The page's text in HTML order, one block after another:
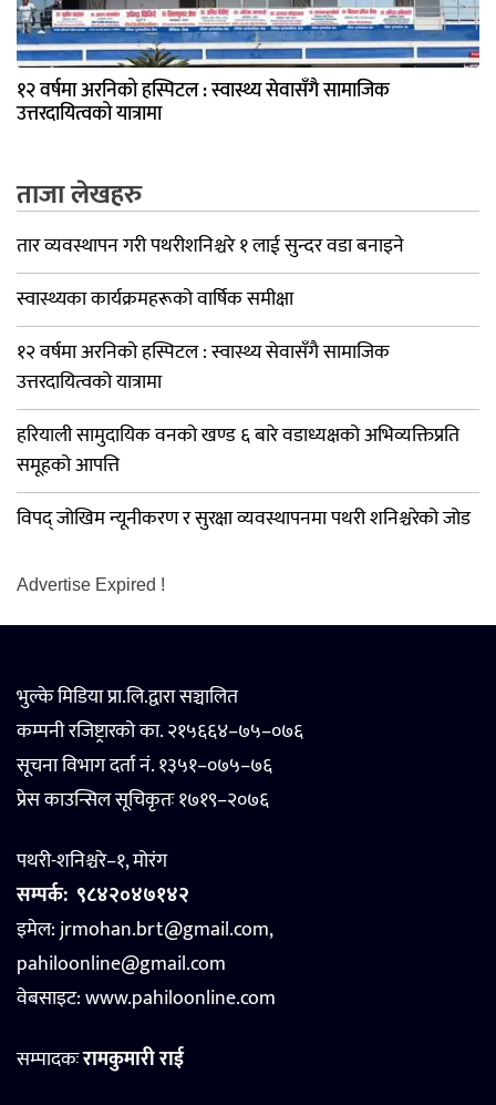
१२ वर्षमा अरनिको हस्पिटल : स्वास्थ्य सेवासँगै सामाजिक
उत्तरदायित्वको यात्रामा
ताजा लेखहरु
तार व्यवस्थापन गरी पथरीशनिश्चरे १ लाई सुन्दर वडा बनाइने
स्वास्थ्यका कार्यक्रमहरूको वार्षिक समीक्षा
१२ वर्षमा अरनिको हस्पिटल : स्वास्थ्य सेवासँगै सामाजिक
उत्तरदायित्वको यात्रामा
हरियाली सामुदायिक वनको खण्ड ६ बारे वडाध्यक्षको अभिव्यक्तिप्रति
समूहको आपत्ति
विपद् जोखिम न्यूनीकरण र सुरक्षा व्यवस्थापनमा पथरी शनिश्चरेको जोड
Advertise Expired !
भुल्के मिडिया प्रा.लि.द्वारा सञ्चालित
कम्पनी रजिष्ट्रारको का. २१५६६४–७५–०७६
सूचना विभाग दर्ता नं. १३५१–०७५–७६
प्रेस काउन्सिल सूचिकृतः १७१९–२०७६
पथरी-शनिश्चरे–१, मोरंग
सम्पर्क: ९८४२०४७१४२
इमेल: jrmohan.brt@gmail.com,
pahiloonline@gmail.com
वेबसाइट:www.pahiloonline.com
सम्पादकःरामकुमारी राई